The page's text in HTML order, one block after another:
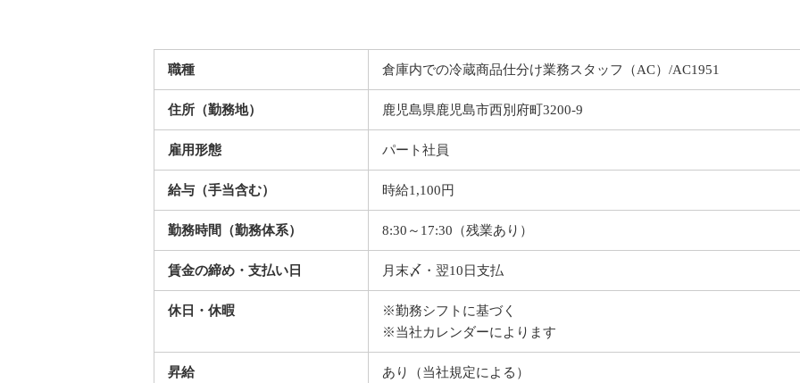
職種 倉庫内での冷蔵商品仕分け業務スタッフ（AC）/AC1951
住所（勤務地） 鹿児島県鹿児島市西別府町3200-9
雇用形態 パート社員
給与（手当含む） 時給1,100円
勤務時間（勤務体系） 8:30～17:30（残業あり）
賃金の締め・支払い日 月末〆・翌10日支払
休日・休暇
※勤務シフトに基づく
※当社カレンダーによります
昇給 あり（当社規定による）